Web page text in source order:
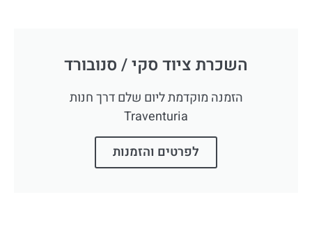
השכרת ציוד סקי / סנובורד
הזמנה מוקדמת ליום שלם דרך חנות
Traventuria
לפרטים והזמנות